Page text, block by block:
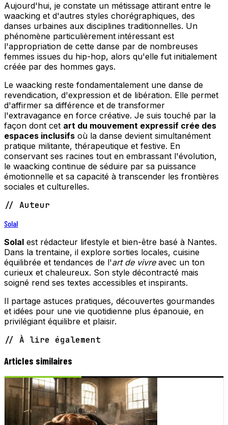
Aujourd'hui, je constate un métissage attirant entre le
waacking et d'autres styles chorégraphiques, des
danses urbaines aux disciplines traditionnelles. Un
phénomène particulièrement intéressant est
l'appropriation de cette danse par de nombreuses
femmes issues du hip-hop, alors qu'elle fut initialement
créée par des hommes gays.
Le waacking reste fondamentalement une danse de
revendication, d'expression et de libération. Elle permet
d'affirmer sa différence et de transformer
l'extravagance en force créative. Je suis touché par la
façon dont cet art du mouvement expressif crée des
espaces inclusifs où la danse devient simultanément
pratique militante, thérapeutique et festive. En
conservant ses racines tout en embrassant l'évolution,
le waacking continue de séduire par sa puissance
émotionnelle et sa capacité à transcender les frontières
sociales et culturelles.
// Auteur
Solal
Solal est rédacteur lifestyle et bien-être basé à Nantes.
Dans la trentaine, il explore sorties locales, cuisine
équilibrée et tendances de l'art de vivreavec un ton
curieux et chaleureux. Son style décontracté mais
soigné rend ses textes accessibles et inspirants.
Il partage astuces pratiques, découvertes gourmandes
et idées pour une vie quotidienne plus épanouie, en
privilégiant équilibre et plaisir.
// À lire également
Articles similaires